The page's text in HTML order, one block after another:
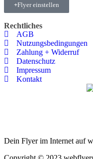
Flyer einstellen
Rechtliches
AGB
Nutzungsbedingungen
Zahlung + Widerruf
Datenschutz
Impressum
Kontakt
Dein Flyer im Internet auf